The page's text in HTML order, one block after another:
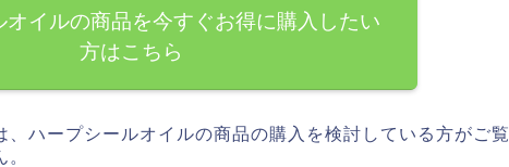
オイルの商品を今すぐお得に購入したい
方はこちら
、ハープシールオイルの商品の購入を検討している方がご覧